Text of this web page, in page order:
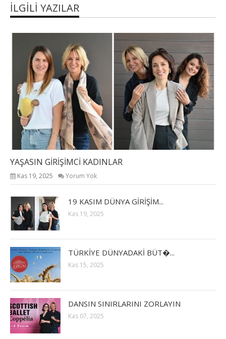
İLGILI YAZILAR
YAŞASIN GİRİŞİMCİ KADINLAR
Kas 19, 2025 Yorum Yok
19 KASIM DÜNYA GİRİŞİM...
Kas 19, 2025
TÜRKİYE DÜNYADAKİ BÜT�...
Kas 15, 2025
DANSIN SINIRLARINI ZORLAYIN
Kas 07, 2025